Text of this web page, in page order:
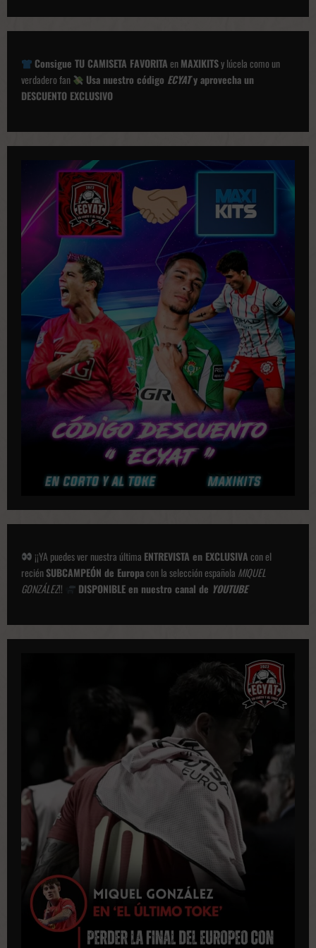
a
i
ó
d
u
b
c
a
o
Consigue TU CAMISETA FAVORITAenMAXIKITSy lúcela como un
verdadero fan
Usa nuestro código ECYATy aprovecha un
DESCUENTO EXCLUSIVO
¡¡YA puedes ver nuestra última ENTREVISTA en EXCLUSIVAcon el
reciénSUBCAMPEÓN de Europacon la selección española MIQUEL
GONZÁLEZ!! DISPONIBLE en nuestro canal de YOUTUBE